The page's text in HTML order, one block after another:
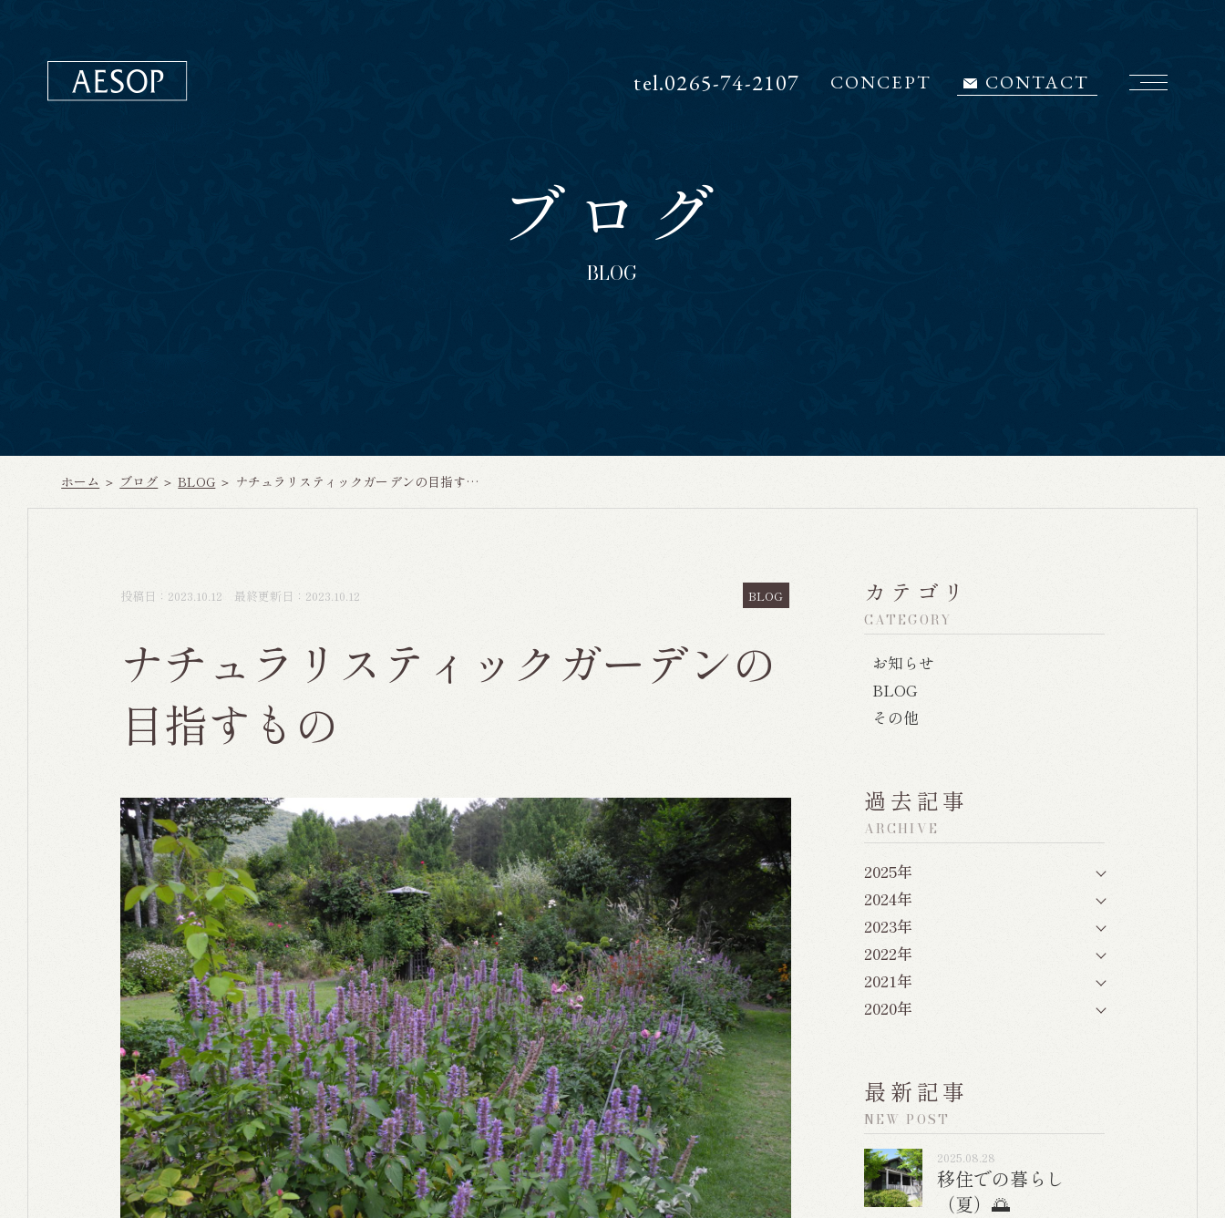
tel.0265-74-2107 CONCEPT CONTACT
ブログ
BLOG
ホーム ＞ ブログ ＞BLOG ＞ ナチュラリスティックガーデンの目指すもの
投稿日：2023.10.12 最終更新日：2023.10.12 BLOG
ナチュラリスティックガーデンの
目指すもの
カテゴリ
CATEGORY
お知らせ
BLOG
その他
過去記事
ARCHIVE
2025年
2024年
2023年
2022年
2021年
2020年
最新記事
NEW POST
2025.08.28
移住での暮らし
（夏）🌅